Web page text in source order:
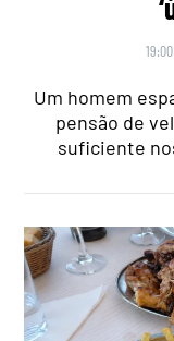
Um homem
pensão de
suficiente